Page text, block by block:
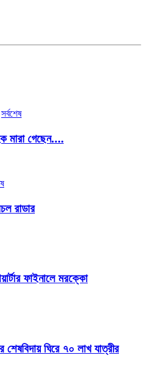
সর্বশেষ
মারা গেছেন….
রাডার
ফাইনালে মরক্কো
শেষবিদায় ঘিরে ৭০ লাখ যাত্রীর